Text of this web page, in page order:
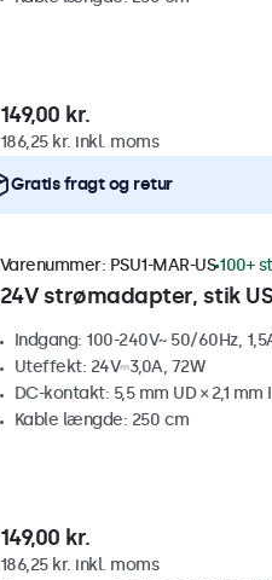
149,00 kr.
186,25 kr. inkl. moms
Gratis fragt og retur
24V strømadapter, stik
Varenummer: PSU1-MAR-US 100+
Indgang: 100-240V~ 50/60Hz,
Uteffekt: 24V⎓3,0A, 72W
DC-kontakt: 5,5 mm UD × 2,1 mm
Kable længde: 250 cm
149,00 kr.
186,25 kr. inkl. moms